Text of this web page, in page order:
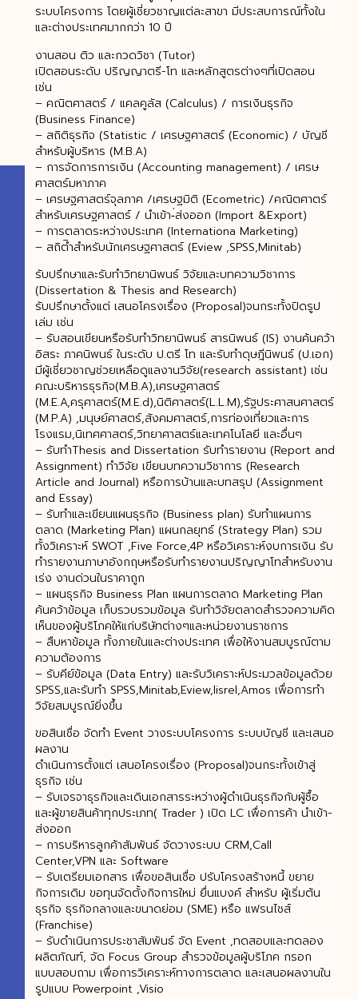
ระบบโครงการ โดยผู้เชี่ยวชาญแต่ละสาขา มีประสบการณ์ทั้งใน
และต่างประเทศมากกว่า 10 ปี
งานสอน ติว และกวดวิชา (Tutor)
เปิดสอนระดับ ปริญญาตรี-โท และหลักสูตรต่างๆที่เปิดสอน
เช่น
– คณิตศาสตร์ / แคลคูลัส (Calculus) / การเงินธุรกิจ
(Business Finance)
– สถิติธุรกิจ (Statistic / เศรษฐศาสตร์ (Economic) / บัญชี
สำหรับผู้บริหาร (M.B.A)
– การจัดการการเงิน (Accounting management) / เศรษ
ศาสตร์มหาภาค
– เศรษฐศาสตร์จุลภาค /เศรษฐมิติ (Ecometric) /คณิตศาตร์
สำหรับเศรษฐศาสตร์ / นำเข้า-่ส่งออก (Import &Export)
– การตลาดระหว่างประเทศ (Internationa Marketing)
– สถิติำสำหรับนักเศรษฐศาสตร์ (Eview ,SPSS,Minitab)
รับปรึกษาและรับทำวิทยานิพนธ์ วิจัยและบทความวิชาการ
(Dissertation & Thesis and Research)
รับปรึกษาตั้งแต่ เสนอโครงเรื่อง (Proposal)จนกระทั้งปิดรูป
เล่ม เช่น
– รับสอนเขียนหรือรับทําวิทยานิพนธ์ สารนิพนธ์ (IS) งานค้นคว้า
อิสระ ภาคนิพนธ์ ในระดับ ป.ตรี โท และรับทําดุษฎีนิพนธ์ (ป.เอก)
มีผู้เชี่ยวชาญช่วยเหลือดูแลงานวิจัย(research assistant) เช่น
คณะบริหารธุรกิจ(M.B.A),เศรษฐศาสตร์
(M.E.A,ครุศาสตร์(M.E.d),นิติศาสตร์(L.L.M),รัฐประศาสนศาสตร์
(M.P.A) ,มนุษย์ศาสตร์,สังคมศาสตร์,การท่องเที่ยวและการ
โรงแรม,นิเทศศาสตร์,วิทยาศาสตร์และเทคโนโลยี และอื่นๆ
– รับทำThesis and Dissertation รับทำรายงาน (Report and
Assignment) ทำวิจัย เขียนบทความวิชาการ (Research
Article and Journal) หรือการบ้านและบทสรุป (Assignment
and Essay)
– รับทําและเขียนแผนธุรกิจ (Business plan) รับทำแผนการ
ตลาด (Marketing Plan) แผนกลยุทธ์ (Strategy Plan) รวม
ทั้งวิเคราะห์ SWOT ,Five Force,4P หรือวิเคราะห์งบการเงิน รับ
ทํารายงานภาษาอังกฤษหรือรับทํารายงานปริญญาโทสำหรับงาน
เร่ง งานด่วนในราคาถูก
– แผนธุรกิจ Business Plan แผนการตลาด Marketing Plan
ค้นคว้าข้อมูล เก็บรวบรวมข้อมูล รับทำวิจัยตลาดสำรวจความคิด
เห็นของผู้บริโภคให้แก่บริษัทต่างๆและหน่วยงานราชการ
– สืบหาข้อมูล ทั้งภายในและต่างประเทศ เพื่อให้งานสมบูรณ์ตาม
ความต้องการ
– รับคีย์ข้อมูล (Data Entry) และรับวิเคราะห์ประมวลข้อมูลด้วย
SPSS,และรับทํา SPSS,Minitab,Eview,lisrel,Amos เพื่อการทํา
วิจัยสมบูรณ์ยิ่งขึ้น
ขอสินเชื่อ จัดทำ Event วางระบบโครงการ ระบบบัญชี และเสนอ
ผลงาน
ดำเนินการตั้งแต่ เสนอโครงเรื่อง (Proposal)จนกระทั้งเข้าสู่
ธุรกิจ เช่น
– รับเจรจาธุรกิจและเดินเอกสารระหว่างผู้ดำเนินธุรกิจกับผู้ซื้อ
และผู้ขายสินค้าทุกประเภท( Trader ) เปิด LC เพื่อการค้า นำเข้า-
ส่งออก
– การบริหารลูกค้าสัมพันธ์ จัดวางระบบ CRM,Call
Center,VPN และ Software
– รับเตรียมเอกสาร เพื่อขอสินเชื่อ ปรับโครงสร้างหนี้ ขยาย
กิจการเดิม ขอทุนจัดตั้งกิจการใหม่ ยื่นแบงค์ สำหรับ ผู้เริ่มต้น
ธุรกิจ ธุรกิจกลางและขนาดย่อม (SME) หรือ แฟรนไชส์
(Franchise)
– รับดำเนินการประชาสัมพันธ์ จัด Event ,ทดสอบและทดลอง
ผลิตภัณฑ์, จัด Focus Group สำรวจข้อมูลผู้บริโภค กรอก
แบบสอบถาม เพื่อการวิเคราะห์ทางการตลาด และเสนอผลงานใน
รูปแบบ Powerpoint ,Visio